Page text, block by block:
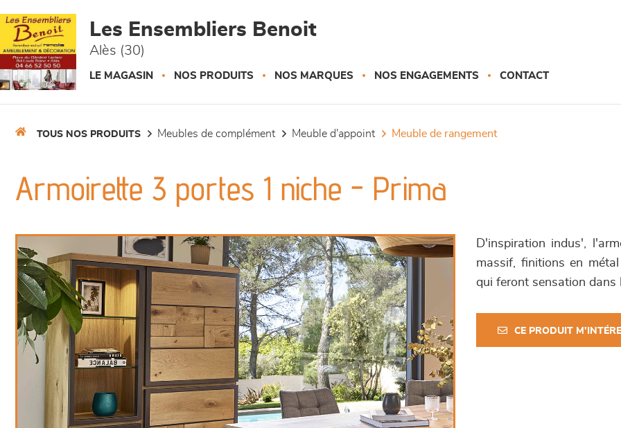
Les Ensembliers Benoit
Alès (30)
LE MAGASIN NOS PRODUITS NOS MARQUES NOS ENGAGEMENTS CONTACT
TOUS NOS PRODUITS meubles de complément meuble d'appoint meuble de rangement
Armoirette 3 portes 1 niche - Prima
D'inspiration indus',
massif, finitions en
qui feront sensation dans
CE PRODUIT